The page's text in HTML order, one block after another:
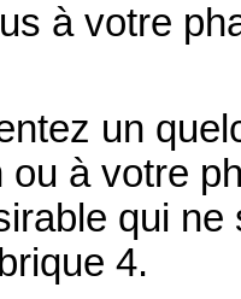
à votre
un
à votre
qui
4.